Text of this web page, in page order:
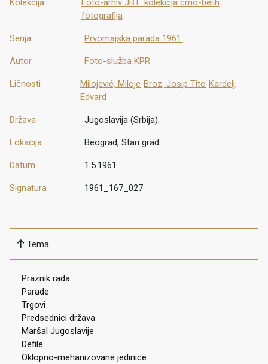
Kolekcija
Foto-arhiv JBT: kolekcija crno-belih
fotografija
Serija Prvomajska parada 1961.
Autor Foto-služba KPR
Ličnosti Milojević, Miloje Broz, Josip Tito Kardelj,
Edvard
Država Jugoslavija (Srbija)
Lokacija Beograd, Stari grad
Datum 1.5.1961.
Signatura 1961_167_027
Tema
Praznik rada
Parade
Trgovi
Predsednici država
Maršal Jugoslavije
Defile
Oklopno-mehanizovane jedinice